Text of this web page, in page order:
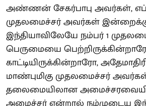
அண்ணன் சேகர்பாபு அவர்கள்,
முதலமைச்சர் அவர்கள்
இந்தியாவிலேயே நம்பர் 1
பெருமையை
காட்டியிருக்கின்றாரோ,
மாண்புமிகு முதலமைச்சர்
தலைமையிலான